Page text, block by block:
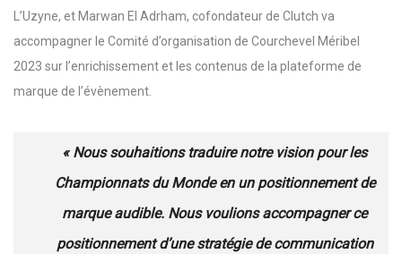
L’Uzyne, et Marwan El Adrham, cofondateur de Clutch va
accompagner le Comité d’organisation de Courchevel Méribel
2023 sur l’enrichissement et les contenus de la plateforme de
marque de l’évènement.
« Nous souhaitions traduire notre vision pour les
Championnats du Monde en un positionnement de
marque audible. Nous voulions accompagner ce
positionnement d’une stratégie de communication